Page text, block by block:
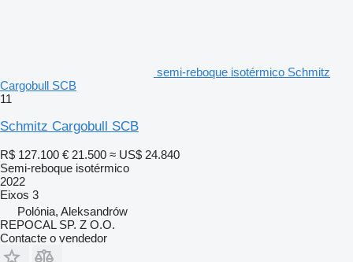
semi-reboque isotérmico Schmitz
Cargobull SCB
11
Schmitz Cargobull SCB
R$ 127.100 € 21.500 ≈ US$ 24.840
Semi-reboque isotérmico
2022
Eixos 3
Polónia, Aleksandrów
REPOCAL SP. Z O.O.
Contacte o vendedor